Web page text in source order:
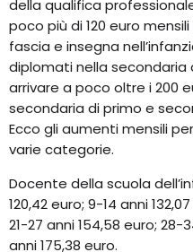
della qualifica
poco più di 120 euro
fascia e insegna
diplomati nella secondaria
arrivare a poco oltre i 200
secondaria di primo e
Ecco gli aumenti mensili
varie categorie.
Docente della scuola
120,42 euro; 9-14 anni
21-27 anni 154,58 euro; 28-
anni 175,38 euro.